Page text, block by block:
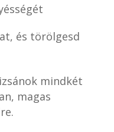
és törölgesd
mindkét
magas